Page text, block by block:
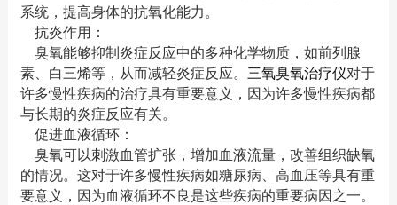
系统，提高身体的抗氧化能力。
抗炎作用：
臭氧能够抑制炎症反应中的多种化学物质，如前列腺
素、白三烯等，从而减轻炎症反应。 三氧臭氧治疗仪对于
许多慢性疾病的治疗具有重要意义，因为许多慢性疾病都
与长期的炎症反应有关。
促进血液循环：
臭氧可以刺激血管扩张，增加血液流量，改善组织缺氧
的情况。这对于许多慢性疾病如糖尿病、高血压等具有重
要意义，因为血液循环不良是这些疾病的重要病因之一。